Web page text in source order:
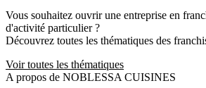
Vous souhaitez ouvrir une entreprise en
d'activité particulier ?
Découvrez toutes les thématiques des
Voir toutes les thématiques
A propos de NOBLESSA CUISINES